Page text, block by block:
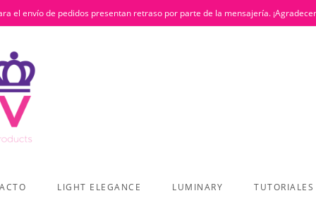
el envío de pedidos presentan retraso por parte de la mensajería.
LIGHT ELEGANCE LUMINARY TUTORIALES